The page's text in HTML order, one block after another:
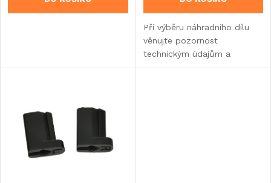
d
k
Při výběru náhradního dílu
věnujte pozornost
technickým údajům a
informacím o výrobku.